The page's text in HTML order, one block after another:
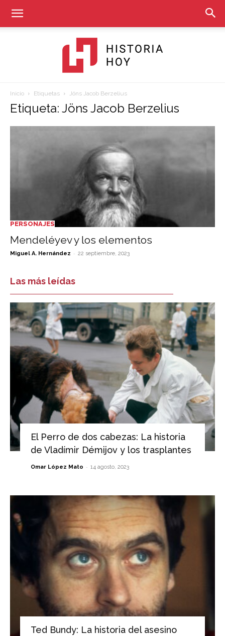
Historia
Hoy
Inicio Etiquetas Jöns Jacob Berzelius
Etiqueta: Jöns Jacob Berzelius
PERSONAJES
Mendeléyev y los elementos
Miguel A. Hernández - 22 septiembre, 2023
Las más leídas
El Perro de dos cabezas: La historia
de Vladímir Démijov y los trasplantes
Omar López Mato - 14 agosto, 2023
Ted Bundy: La historia del asesino